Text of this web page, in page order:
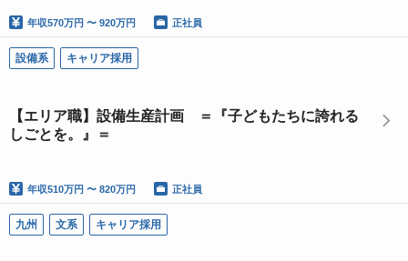
年収570万円 〜 920万円 正社員
設備系 キャリア採用
【エリア職】設備生産計画 ＝『子どもたちに誇れる
しごとを。』＝
年収510万円 〜 820万円 正社員
九州 文系 キャリア採用